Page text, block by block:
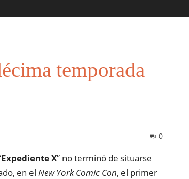
temporada
0
Expediente X” no terminó de situarse
en el New York Comic Con, el primer